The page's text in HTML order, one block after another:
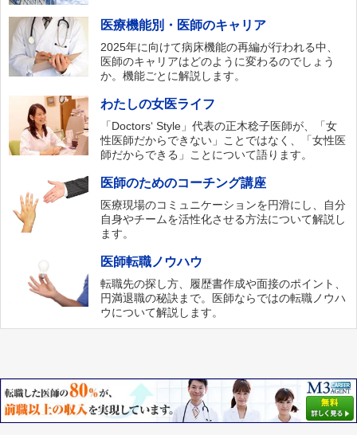
医療機能別・医師のキャリア
2025年に向けて病床機能の再編が行われる中、
医師のキャリアはどのように変わるのでしょう
か。機能ごとに解説します。
わたしの女医ライフ
「Doctors‘ Style」代表の正木稔子医師が、「女
性医師だからできない」ことではなく、「女性医
師だからできる」ことについて語ります。
医師のためのコーチング講座
医療現場のコミュニケーションを円滑にし、自分
自身やチームを活性化させる方法について解説し
ます。
医師転職ノウハウ
転職先の探し方、履歴書作成や面接のポイント、
円満退職の秘訣まで。医師ならではの転職ノウハ
ウについて解説します。